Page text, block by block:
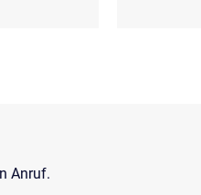
Anruf.